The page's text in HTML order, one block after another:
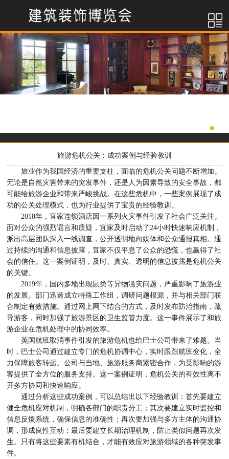
旅游危机公关：成功案例与经验教训
旅业作为我国经济的重要支柱，面临的危机公关问题不断增加。
无论是自然灾害带来的突发事件，还是人为因素导致的安全事故，都
可能给旅游企业和带来严峻挑战。在这些危机中，一些案例展现了成
功的公关处理模式，也为行业提供了宝贵的经验教训。
2018年，宜家连锁酒店因一系列火灾事件引发了社会广泛关注。
面对公众的强烈谣言和质疑，宜家及时启动了24小时快速响应机制，
派出高层团队深入一线调查，公开透明地向媒体和公众通报真相。通
过持续的沟通和信息披露，宜家不仅平息了公众的恐慌，也赢得了社
会的信任。这一案例证明，及时、真实、透明的信息披露是危机公关
的关键。
2019年，国内多地出现鼠类等异物滥灾问题，严重影响了旅游业
的发展。部门迅速成立特殊工作组，调研问题根源，并与相关部门联
合制定有效措施。通过网上网下结合的方式，及时发布防治指南，疏
导游客，同时加强了旅游景区的卫生监管力度。这一事件展示了和旅
游企业在危机处理中的协同效率。
英国航班取消事件引发的旅游危机也给巴士公司带来了难题。当
时，巴士公司通过建立专门的危机协调中心，实时跟踪航班变化，全
力保障旅客转运。公司与当地、旅游服务商紧密合作，为受影响的游
客提供了全方位的服务支持。这一案例证明，危机公关的有效性离不
开多方协同和快速响应。
通过分析这些成功案例，可以总结出以下经验教训：首先要建立
健全危机应对机制，明确各部门的职责分工；其次要建立实时监控和
信息反馈系统，确保信息的准确性；再次要加强与多方主体的沟通协
调，形成良性互动；最后要建立长期治理机制，防止类似问题再次发
生。只有将这些要素有机结合，才能有效应对旅游领域的各种突发事
件。